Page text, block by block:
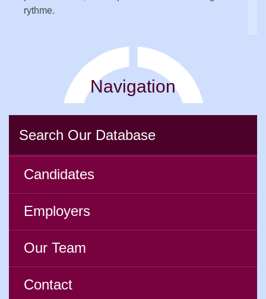
rythme.
Navigation
Search Our Database
Candidates
Employers
Our Team
Contact